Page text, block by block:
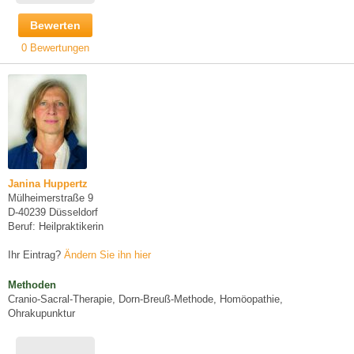
Bewerten
0 Bewertungen
Janina Huppertz
Mülheimerstraße 9
D-40239 Düsseldorf
Beruf: Heilpraktikerin
Ihr Eintrag? Ändern Sie ihn hier
Methoden
Cranio-Sacral-Therapie, Dorn-Breuß-Methode, Homöopathie,
Ohrakupunktur